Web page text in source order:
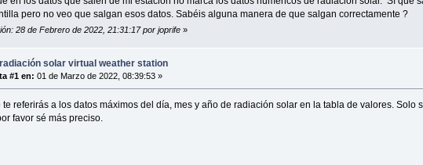
pero no veo que salgan esos datos. Sabéis alguna manera de que salgan correctamente ?
28 de Febrero de 2022, 21:31:17 por joprife»
solar virtual weather station
#1 en: 01 de Marzo de 2022, 08:39:53 »
te referirás a los datos máximos del día, mes y año de radiación solar en la tabla de valores. Solo
favor sé más preciso.